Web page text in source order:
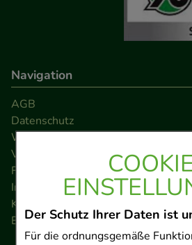
Der Schutz Ihrer Daten ist
Für die ordnungsgemäße
Navigation
AGB
Datenschutz
Widerrufsrecht
Versandkosten
FAQ
Impressum
Kontakt
Barrierefreiheitserklärung